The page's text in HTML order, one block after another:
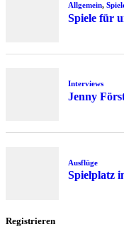
Allgemein,
Spiele für
Interviews
Jenny
Ausflüge
Spielplatz
Registrieren